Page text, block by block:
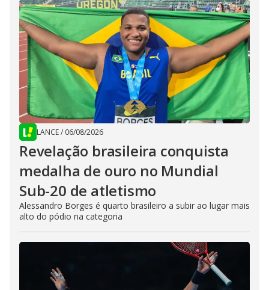
LANCE/ 06/08/2026
Revelação brasileira conquista
medalha de ouro no Mundial
Sub-20 de atletismo
Alessandro Borges é quarto brasileiro a subir ao lugar mais
alto do pódio na categoria